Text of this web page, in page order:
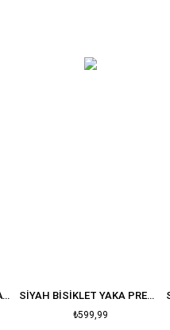
MAVI LEOPAR HALKA DETAY CROP SIYAH BISIKLET YAKA PREMIUM OVERSIZE PAMUK T-SHIRT
₺599,99